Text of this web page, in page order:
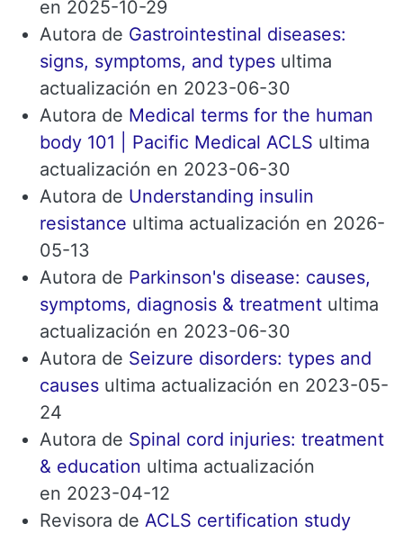
en 2025-10-29
Autora de Gastrointestinal diseases:
signs, symptoms, and types ultima
actualización en 2023-06-30
Autora de Medical terms for the human
body 101 | Pacific Medical ACLS ultima
actualización en 2023-06-30
Autora de Understanding insulin
resistance ultima actualización en 2026-
05-13
Autora de Parkinson's disease: causes,
symptoms, diagnosis & treatment ultima
actualización en 2023-06-30
Autora de Seizure disorders: types and
causes ultima actualización en 2023-05-
24
Autora de Spinal cord injuries: treatment
& education ultima actualización
en 2023-04-12
Revisora ​​de ACLS certification study